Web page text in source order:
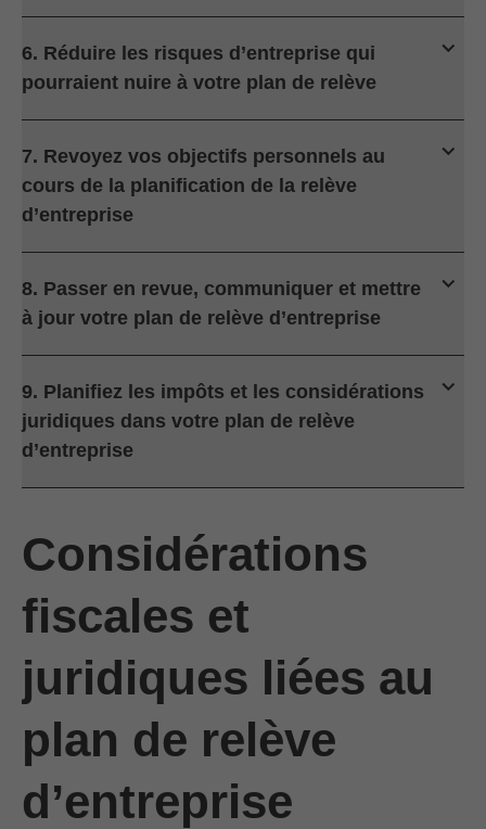
6. Réduire les risques d’entreprise qui
pourraient nuire à votre plan de relève
7. Revoyez vos objectifs personnels au
cours de la planification de la relève
d’entreprise
8. Passer en revue, communiquer et mettre
à jour votre plan de relève d’entreprise
9. Planifiez les impôts et les considérations
juridiques dans votre plan de relève
d’entreprise
Considérations
fiscales et
juridiques liées au
plan de relève
d’entreprise